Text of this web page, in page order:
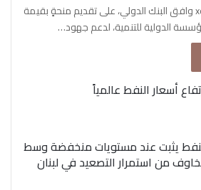
آفرين علو – xeber24.net وافق البنك الدولي، على تقديم منحةٍ بقيمة
الدولية للتنمية، لدعم جهود…
أسعار النفط عالمياً
يثبت عند مستويات منخفضة وسط
من استمرار التصعيد في لبنان